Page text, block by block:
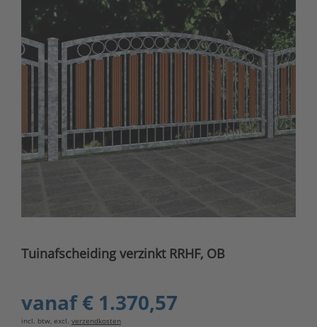
Tuinafscheiding verzinkt RRHF, OB
vanaf€ 1.370,57
incl. btw, excl. verzendkosten